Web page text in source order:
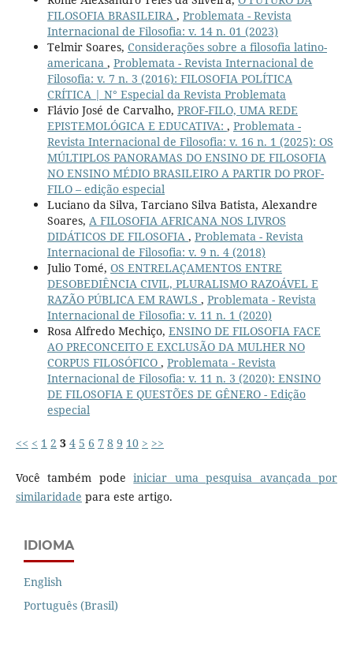
FILOSOFIA BRASILEIRA , Problemata - Revista
Internacional de Filosofia: v. 14 n. 01 (2023)
Telmir Soares, Considerações sobre a filosofia latino-
americana , Problemata - Revista Internacional de
Filosofia: v. 7 n. 3 (2016): FILOSOFIA POLÍTICA
CRÍTICA | N° Especial da Revista Problemata
Flávio José de Carvalho, PROF-FILO, UMA REDE
EPISTEMOLÓGICA E EDUCATIVA: , Problemata -
Revista Internacional de Filosofia: v. 16 n. 1 (2025): OS
MÚLTIPLOS PANORAMAS DO ENSINO DE FILOSOFIA
NO ENSINO MÉDIO BRASILEIRO A PARTIR DO PROF-
FILO – edição especial
Luciano da Silva, Tarciano Silva Batista, Alexandre
Soares, A FILOSOFIA AFRICANA NOS LIVROS
DIDÁTICOS DE FILOSOFIA , Problemata - Revista
Internacional de Filosofia: v. 9 n. 4 (2018)
Julio Tomé, OS ENTRELAÇAMENTOS ENTRE
DESOBEDIÊNCIA CIVIL, PLURALISMO RAZOÁVEL E
RAZÃO PÚBLICA EM RAWLS , Problemata - Revista
Internacional de Filosofia: v. 11 n. 1 (2020)
Rosa Alfredo Mechiço, ENSINO DE FILOSOFIA FACE
AO PRECONCEITO E EXCLUSÃO DA MULHER NO
CORPUS FILOSÓFICO , Problemata - Revista
Internacional de Filosofia: v. 11 n. 3 (2020): ENSINO
DE FILOSOFIA E QUESTÕES DE GÊNERO - Edição
especial
<< < 1 2 3 4 5 6 7 8 9 10 > >>
Você também podeiniciar uma pesquisa avançada por
similaridade para este artigo.
IDIOMA
English
Português (Brasil)